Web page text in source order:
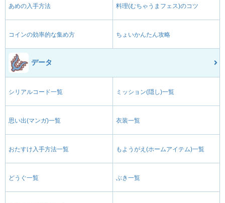
あめの入手方法 料理(むちゃうまフェス)のコツ
コインの効率的な集め方 ちょいかんたん攻略
データ
シリアルコード一覧 ミッション(隠し)一覧
思い出(マンガ)一覧 衣装一覧
おたすけ入手方法一覧 もようがえ(ホームアイテム)一覧
どうぐ一覧 ぶき一覧